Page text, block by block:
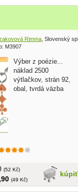
Rimma , Slovenský
M3907
Výber z poézie...
náklad 2500
výtlačkov, strán 92,
obal, tvrdá väzba
kúpiť
(52 Kč)
(49 Kč)